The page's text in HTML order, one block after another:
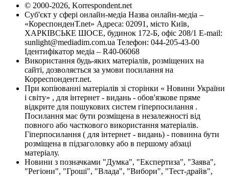
© 2000-2026, Korrespondent.net
Суб'єкт у сфері онлайн-медіа Назва онлайн-медіа –
«КореспонденТ.net» Адреса: 02091, місто Київ,
ХАРКІВСЬКЕ ШОСЕ, будинок 172-Б, офіс 208/1 E-mail:
sunlight@mediadim.com.ua Телефон: 044-205-43-00
Ідентифікатор медіа – R40-06068
Використання будь-яких матеріалів, розміщених на
сайті, дозволяється за умови посилання на
Корреспондент.net.
При копіюванні матеріалів зі сторінки « Новини України
і світу» , для інтернет - видань - обов'язкове пряме
відкрите для пошукових систем гіперпосилання .
Посилання має бути розміщена в незалежності від
повного або часткового використання матеріалів.
Гіперпосилання ( для інтернет - видань) - повинна бути
розміщена в підзаголовку або в першому абзаці
матеріалу.
Новини з позначками "Думка", "Експертиза", "Заява",
"Регіони", "Гроші", "Влада", "Вибори", "Тест-драйв",